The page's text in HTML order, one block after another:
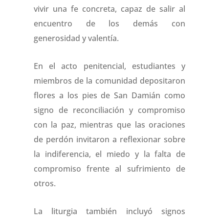
vivir una fe concreta, capaz de salir al
encuentro de los demás con
generosidad y valentía.
En el acto penitencial, estudiantes y
miembros de la comunidad depositaron
flores a los pies de San Damián como
signo de reconciliación y compromiso
con la paz, mientras que las oraciones
de perdón invitaron a reflexionar sobre
la indiferencia, el miedo y la falta de
compromiso frente al sufrimiento de
otros.
La liturgia también incluyó signos